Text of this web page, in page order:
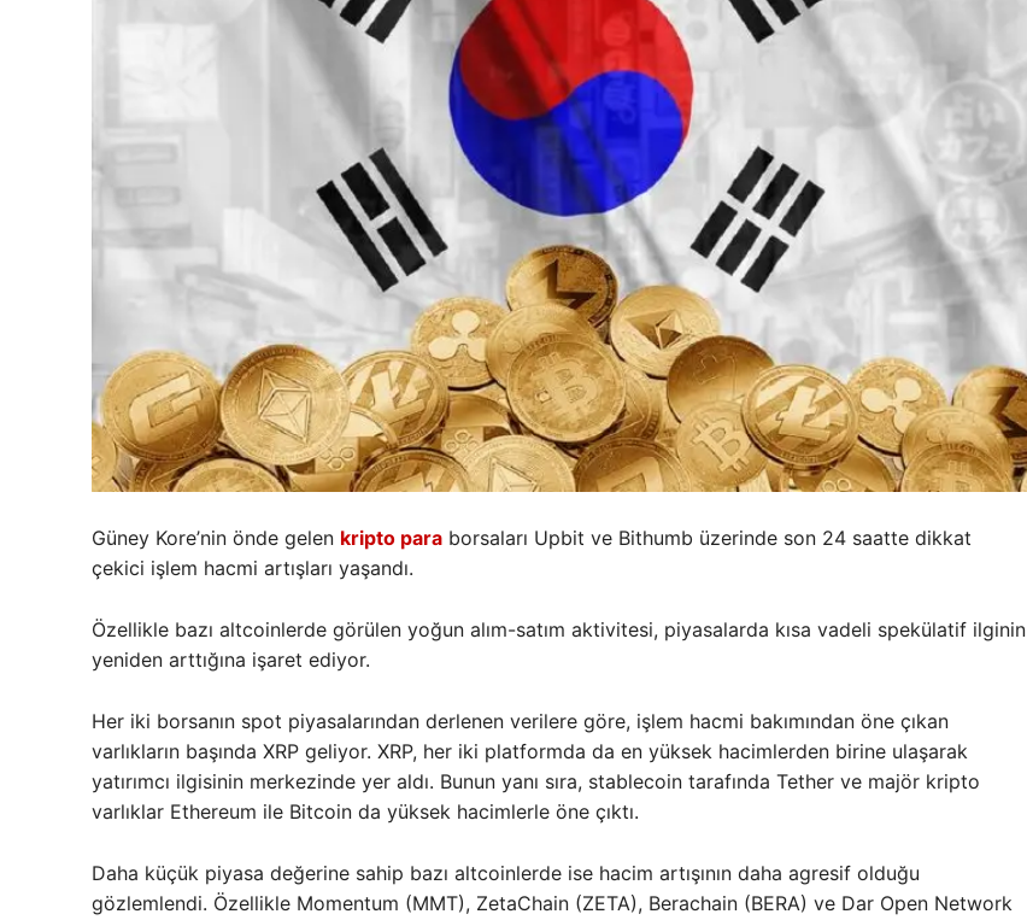
Güney Kore’nin önde gelen kripto para borsaları Upbit ve Bithumb üzerinde son 24 saatte dikkat
çekici işlem hacmi artışları yaşandı.
Özellikle bazı altcoinlerde görülen yoğun alım-satım aktivitesi, piyasalarda kısa vadeli spekülatif ilginin
yeniden arttığına işaret ediyor.
Her iki borsanın spot piyasalarından derlenen verilere göre, işlem hacmi bakımından öne çıkan
varlıkların başında XRP geliyor. XRP, her iki platformda da en yüksek hacimlerden birine ulaşarak
yatırımcı ilgisinin merkezinde yer aldı. Bunun yanı sıra, stablecoin tarafında Tether ve majör kripto
varlıklar Ethereum ile Bitcoin da yüksek hacimlerle öne çıktı.
Daha küçük piyasa değerine sahip bazı altcoinlerde ise hacim artışının daha agresif olduğu
gözlemlendi. Özellikle Momentum (MMT), ZetaChain (ZETA), Berachain (BERA) ve Dar Open Network